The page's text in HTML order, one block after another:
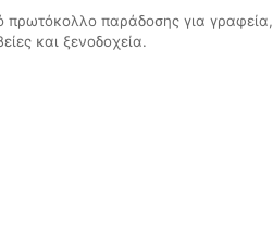
πρωτόκολλο παράδοσης για γραφεία,
και ξενοδοχεία.